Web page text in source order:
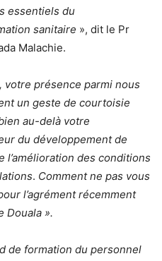
essentiels du
sanitaire », dit le Pr
Malachie.
présence parmi nous
un geste de courtoisie
au-delà votre
du développement de
l’amélioration des conditions
. Comment ne pas vous
l’agrément récemment
Douala ».
de formation du personnel